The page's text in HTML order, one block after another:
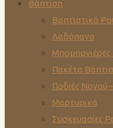
Βάπτιση
Βαπτιστικά
Λαδόπανα
Μπομπονιέρες
Πακέτα
Ποδιές Νονού
Μαρτυρικά
Συσκευασίες